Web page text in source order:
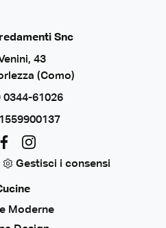
Snc
43
(Como)
0344-61026
Gestisci i consensi
Moderne